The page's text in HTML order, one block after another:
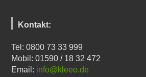
Kontakt:
Tel: 0800 73 33 999
Mobil: 01590 / 18 32 472
Email: info@kleeo.de